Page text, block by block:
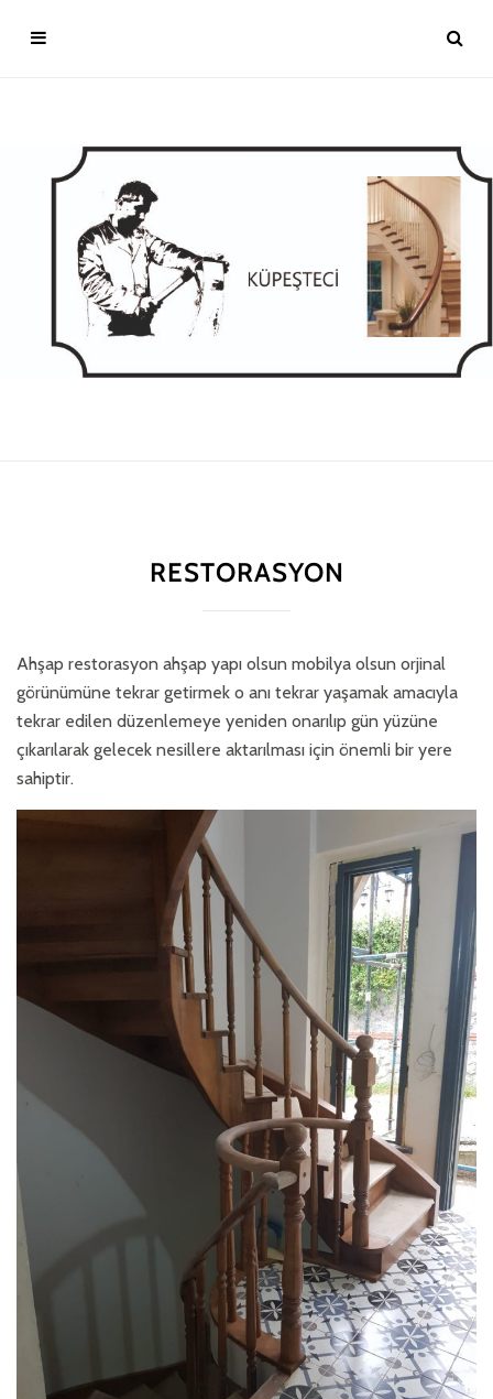
RESTORASYON
Ahşap restorasyon ahşap yapı olsun mobilya olsun orjinal
görünümüne tekrar getirmek o anı tekrar yaşamak amacıyla
tekrar edilen düzenlemeye yeniden onarılıp gün yüzüne
çıkarılarak gelecek nesillere aktarılması için önemli bir yere
sahiptir.